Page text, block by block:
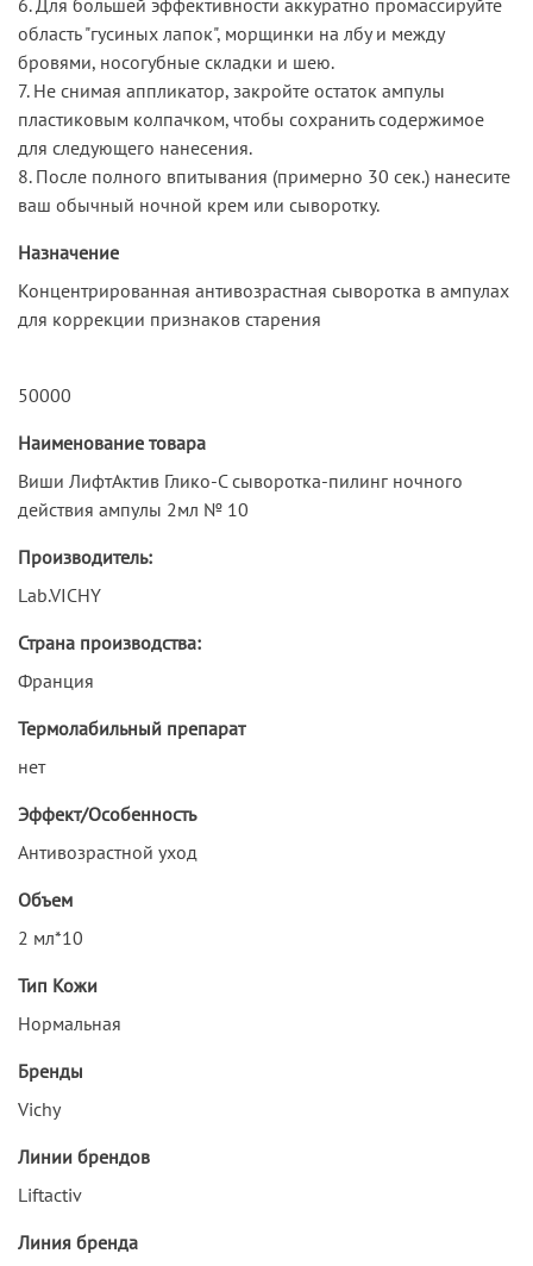
область "гусиных лапок", морщинки на лбу и между
бровями, носогубные складки и шею.
7. Не снимая аппликатор, закройте остаток ампулы
пластиковым колпачком, чтобы сохранить содержимое
для следующего нанесения.
8. После полного впитывания (примерно 30 сек.) нанесите
ваш обычный ночной крем или сыворотку.
Назначение
Концентрированная антивозрастная сыворотка в ампулах
для коррекции признаков старения
50000
Наименование товара
Виши ЛифтАктив Глико-C cыворотка-пилинг ночного
действия ампулы 2мл № 10
Производитель:
Lab.VICHY
Страна производства:
Франция
Термолабильный препарат
нет
Эффект/Особенность
Антивозрастной уход
Объем
2 мл*10
Тип Кожи
Нормальная
Бренды
Vichy
Линии брендов
Liftactiv
Линия бренда